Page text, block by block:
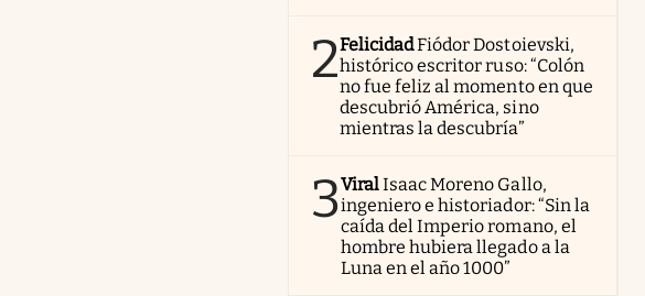
2FelicidadFiódor Dostoievski,
histórico escritor ruso: “Colón
no fue feliz al momento en que
descubrió América, sino
mientras la descubría”
3ViralIsaac Moreno Gallo,
ingeniero e historiador: “Sin la
caída del Imperio romano, el
hombre hubiera llegado a la
Luna en el año 1000”